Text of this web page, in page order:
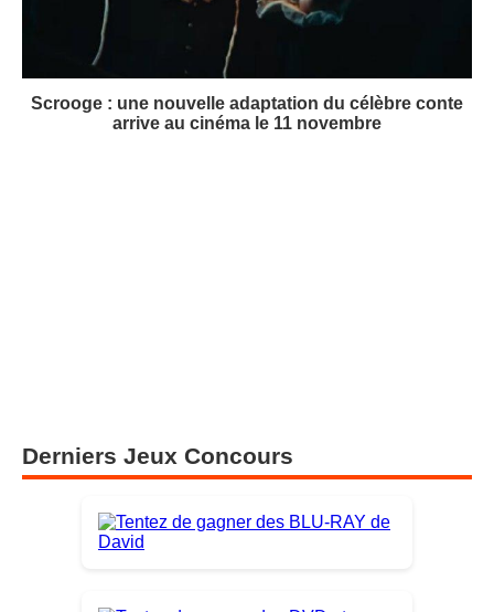
Scrooge : une nouvelle adaptation du célèbre conte
arrive au cinéma le 11 novembre
Derniers Jeux Concours